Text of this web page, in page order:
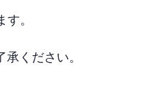
。
ください。